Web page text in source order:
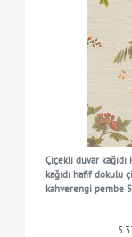
Çiçekli duvar
kağıdı hafif dokulu
kahverengi pembe